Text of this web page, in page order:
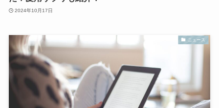
2024年10月17日
ニュース